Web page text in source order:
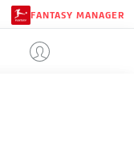
FANTASY MANAGER